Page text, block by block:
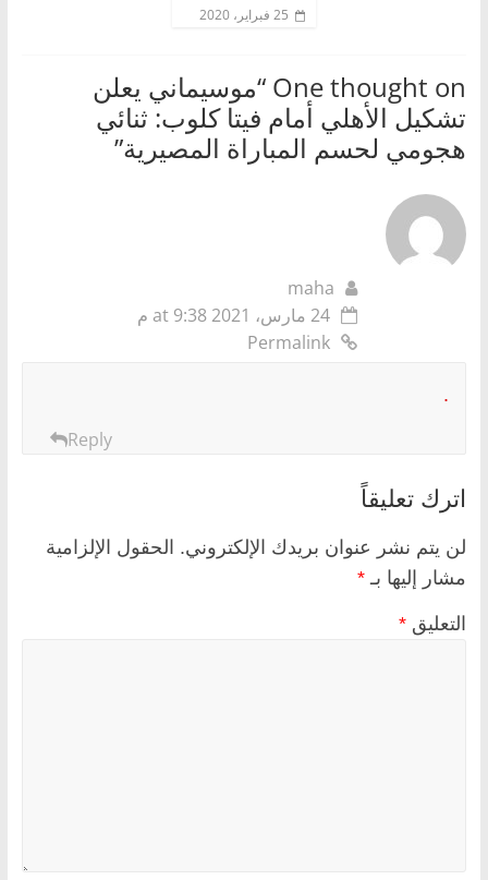
25 فبراير، 2020
One thought on “ موسيماني يعلن
تشكيل الأهلي أمام فيتا كلوب: ثنائي
هجومي لحسم المباراة المصيرية”
maha
24 مارس، 2021 at 9:38 م
Permalink
.
Reply
اترك تعليقاً
لن يتم نشر عنوان بريدك الإلكتروني. الحقول الإلزامية
مشار إليها بـ *
التعليق *